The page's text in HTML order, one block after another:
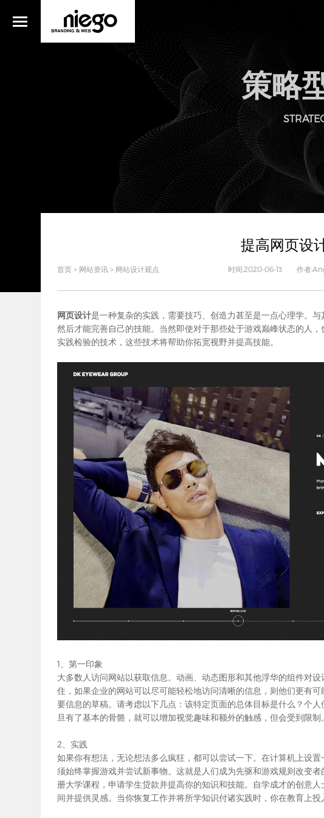
策略
提高网页设
时间:2020-06-13 作者
首页 > 网站资讯 > 网站设计观点
网页设计是一种复杂的实践，需要技巧、创造力甚至是一点心理学。
然后才能完善自己的技能。当然即使对于那些处于游戏巅峰状态的人
实践检验的技术，这些技术将帮助你拓宽视野并提高技能。
1、第一印象
大多数人访问网站以获取信息。动画、动态图形和其他浮华的组件对
住，如果企业的网站可以尽可能轻松地访问清晰的信息，则他们更有
要信息的草稿。请考虑以下几点：该特定页面的总体目标是什么？个
旦有了基本的骨骼，就可以增加视觉趣味和额外的触感，但会受到限制。
2、实践
如果你有想法，无论想法多么疯狂，都可以尝试一下。在计算机上设
须始终掌握游戏并尝试新事物。这就是人们成为先驱和游戏规则改变
册大学课程，申请学生贷款并提高你的知识和技能。自学成才的创意
间并提供灵感。当你恢复工作并将所学知识付诸实践时，你在教育上投